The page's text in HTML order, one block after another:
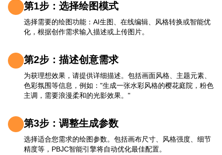
第1步：选择绘图模式
选择需要的绘图功能：AI生图、在线编辑、风格转换或智能优
化，根据创作需求输入描述或上传图片。
第2步：描述创意需求
为获理想效果，请提供详细描述。包括画面风格、主题元素、
色彩氛围等信息，例如："生成一张水彩风格的樱花庭院，粉色
主调，需要浪漫柔和的光影效果。"
第3步：调整生成参数
选择适合您需求的绘图参数。包括画布尺寸、风格强度、细节
精度等，PBJC智能引擎将自动优化最佳配置。